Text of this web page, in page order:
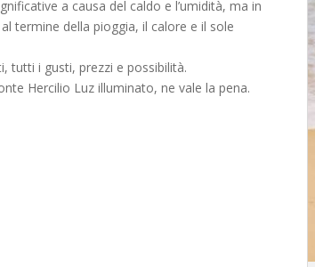
a causa del caldo e l’umidità, ma in
termine della pioggia, il calore e il sole
tutti i gusti, prezzi e possibilità.
Hercilio Luz illuminato, ne vale la pena.